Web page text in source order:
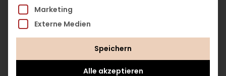
Textilkreislauf zu schaffen.
Deine zweite Haut – aber wie gut kennst
Finde heraus, was in der
Modeindustrie heute so (schief) läuft,
welche Inhaltsstoffe sich in deiner Kleidung
„Grass, Soil, Hope“, „The Age of
Consequences“ und „Two Percent Solutions
for the Planet“.
www.courtneywhite.site
Marketing
Externe Medien
Speichern
Alle akzeptieren